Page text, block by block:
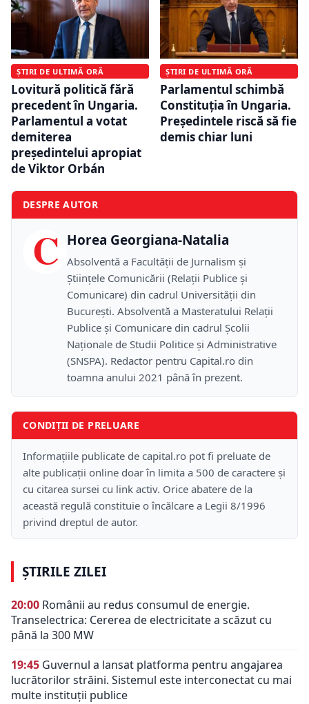
ȘTIRI DE ULTIMĂ ORĂ
Lovitură politică fără
precedent în Ungaria.
Parlamentul a votat
demiterea
președintelui apropiat
de Viktor Orbán
ȘTIRI DE ULTIMĂ ORĂ
Parlamentul schimbă
Constituția în Ungaria.
Președintele riscă să fie
demis chiar luni
DESPRE AUTOR
C Horea Georgiana-Natalia
Absolventă a Facultății de Jurnalism și
Științele Comunicării (Relații Publice și
Comunicare) din cadrul Universității din
București. Absolventă a Masteratului Relații
Publice și Comunicare din cadrul Școlii
Naţionale de Studii Politice și Administrative
(SNSPA). Redactor pentru Capital.ro din
toamna anului 2021 până în prezent.
CONDIȚII DE PRELUARE
Informațiile publicate de capital.ro pot fi preluate de
alte publicații online doar în limita a 500 de caractere și
cu citarea sursei cu link activ. Orice abatere de la
această regulă constituie o încălcare a Legii 8/1996
privind dreptul de autor.
ȘTIRILE ZILEI
20:00 Românii au redus consumul de energie.
Transelectrica: Cererea de electricitate a scăzut cu
până la 300 MW
19:45 Guvernul a lansat platforma pentru angajarea
lucrătorilor străini. Sistemul este interconectat cu mai
multe instituții publice